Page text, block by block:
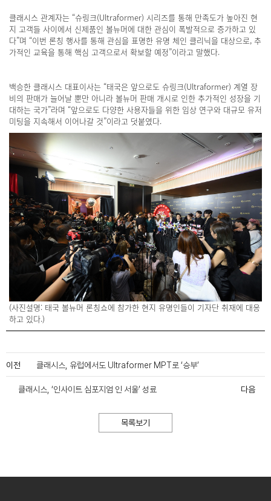
클래시스 관계자는 “슈링크(Ultraformer) 시리즈를 통해 만족도가 높아진 현
지 고객들 사이에서 신제품인 볼뉴머에 대한 관심이 폭발적으로 증가하고 있
다”며 “이번 론칭 행사를 통해 관심을 표명한 유명 체인 클리닉을 대상으로, 추
가적인 교육을 통해 핵심 고객으로서 확보할 예정”이라고 말했다.
백승한 클래시스 대표이사는 “태국은 앞으로도 슈링크(Ultraformer) 계열 장
비의 판매가 늘어날 뿐만 아니라 볼뉴머 판매 개시로 인한 추가적인 성장을 기
대하는 국가”라며 “앞으로도 다양한 사용자들을 위한 임상 연구와 대규모 유저
미팅을 지속해서 이어나갈 것”이라고 덧붙였다.
(사진설명: 태국 볼뉴머 론칭쇼에 참가한 현지 유명인들이 기자단 취재에 대응
하고 있다.)
이전 클래시스, 유럽에서도 Ultraformer MPT로 ‘승부’
클래시스, ‘인사이트 심포지엄 인 서울’ 성료 다음
목록보기